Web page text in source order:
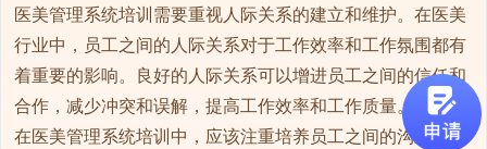
医美管理系统培训需要重视人际关系的建立和维护。在医美
行业中，员工之间的人际关系对于工作效率和工作氛围都有
着重要的影响。良好的人际关系可以增进员工之间的信任和
合作，减少冲突和误解，提高工作效率和工作质量。因此，
在医美管理系统培训中，应该注重培养员工之间的沟通能